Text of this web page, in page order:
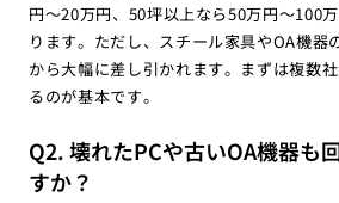
円〜20万円、50坪以上なら50万円〜100
ります。ただし、スチール家具やOA機器
から大幅に差し引かれます。まずは複数
るのが基本です。
Q2. 壊れたPCや古いOA機器も
すか？